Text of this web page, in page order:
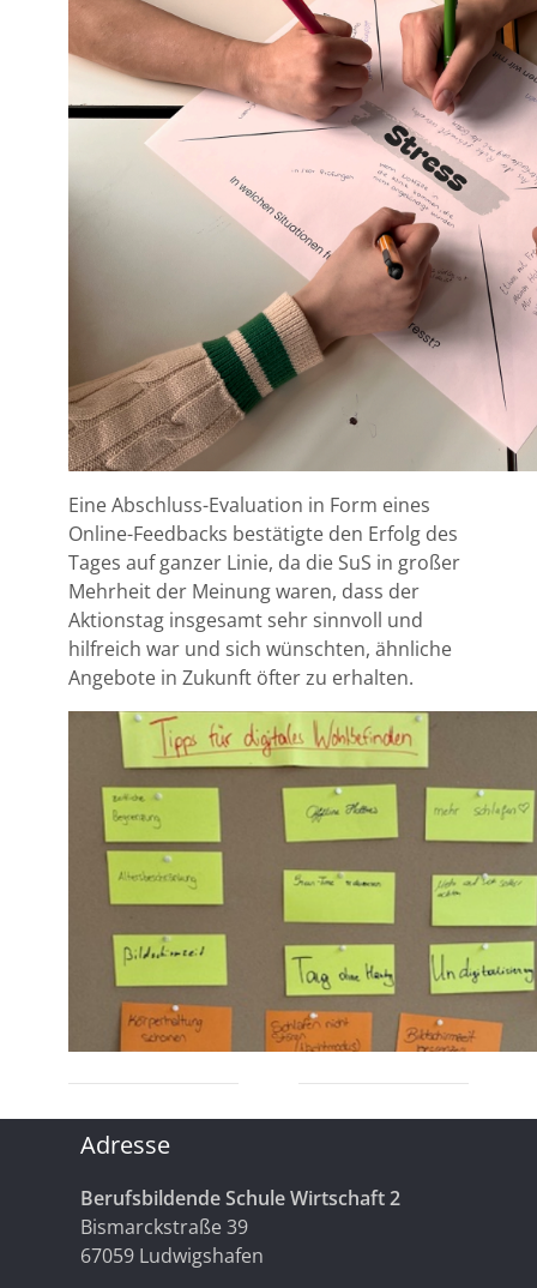
Eine Abschluss-Evaluation in Form eines
Online-Feedbacks bestätigte den Erfolg des
Tages auf ganzer Linie, da die SuS in großer
Mehrheit der Meinung waren, dass der
Aktionstag insgesamt sehr sinnvoll und
hilfreich war und sich wünschten, ähnliche
Angebote in Zukunft öfter zu erhalten.
Adresse
Berufsbildende Schule Wirtschaft 2
Bismarckstraße 39
67059 Ludwigshafen